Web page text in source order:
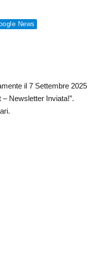
News
il 7 Settembre 2025
– Newsletter Inviata!”.